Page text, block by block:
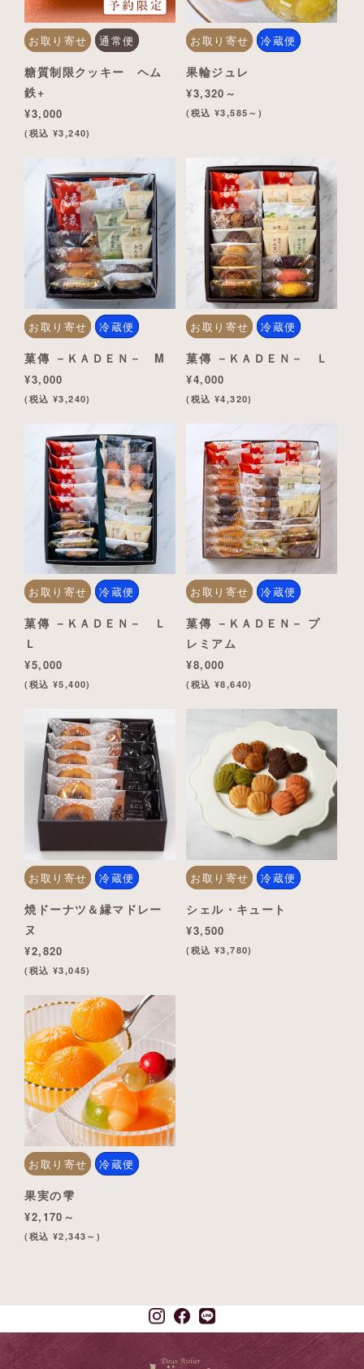
お取り寄せ 通常便
糖質制限クッキー ヘム
鉄+
¥3,000
(税込 ¥3,240)
お取り寄せ 冷蔵便
果輪ジュレ
¥3,320～
(税込 ¥3,585～)
お取り寄せ 冷蔵便
菓傳 －ＫＡＤＥＮ－ M
¥3,000
(税込 ¥3,240)
お取り寄せ 冷蔵便
菓傳 －ＫＡＤＥＮ－ Ｌ
¥4,000
(税込 ¥4,320)
お取り寄せ 冷蔵便
菓傳 －ＫＡＤＥＮ－ Ｌ
Ｌ
¥5,000
(税込 ¥5,400)
お取り寄せ 冷蔵便
菓傳 －ＫＡＤＥＮ－ プ
レミアム
¥8,000
(税込 ¥8,640)
お取り寄せ 冷蔵便
焼ドーナツ＆縁マドレー
ヌ
¥2,820
(税込 ¥3,045)
お取り寄せ 冷蔵便
シェル・キュート
¥3,500
(税込 ¥3,780)
お取り寄せ 冷蔵便
果実の雫
¥2,170～
(税込 ¥2,343～)